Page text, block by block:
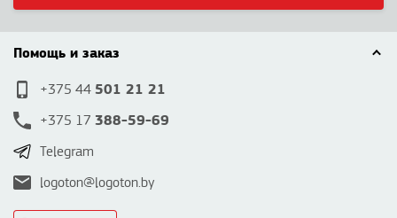
Помощь и заказ
+375 44 501 21 21
+375 17 388-59-69
Telegram
logoton@logoton.by